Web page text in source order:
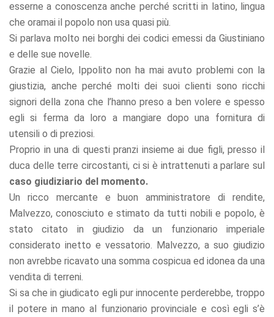
esserne a conoscenza anche perché scritti in latino, lingua
che oramai il popolo non usa quasi più.
Si parlava molto nei borghi dei codici emessi da Giustiniano
e delle sue novelle.
Grazie al Cielo, Ippolito non ha mai avuto problemi con la
giustizia, anche perché molti dei suoi clienti sono ricchi
signori della zona che l’hanno preso a ben volere e spesso
egli si ferma da loro a mangiare dopo una fornitura di
utensili o di preziosi.
Proprio in una di questi pranzi insieme ai due figli, presso il
duca delle terre circostanti, ci si è intrattenuti a parlare sul
caso giudiziario del momento.
Un ricco mercante e buon amministratore di rendite,
Malvezzo, conosciuto e stimato da tutti nobili e popolo, è
stato citato in giudizio da un funzionario imperiale
considerato inetto e vessatorio. Malvezzo, a suo giudizio
non avrebbe ricavato una somma cospicua ed idonea da una
vendita di terreni.
Si sa che in giudicato egli pur innocente perderebbe, troppo
il potere in mano al funzionario provinciale e così egli s’è